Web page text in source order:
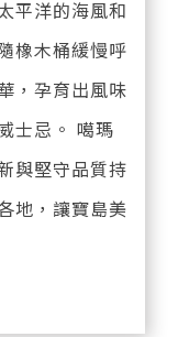
平洋的海風和
橡木桶緩慢呼
，孕育出風味
士忌。 噶瑪
與堅守品質持
地，讓寶島美